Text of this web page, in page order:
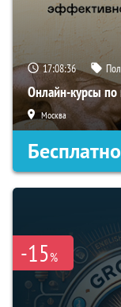
17:08:35
Онлайн-курсы по
Москва
Бесплатно
-15%